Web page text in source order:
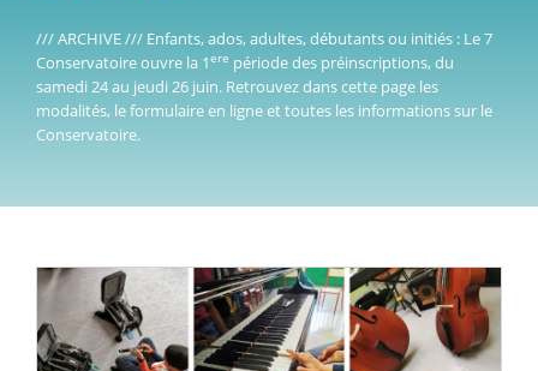
/// ARCHIVE /// Enfants, ados, adultes, débutants ou initiés : Le 7
Conservatoire ouvre la 1ere période des préinscriptions, du
samedi 24 au jeudi 26 juin. Retrouvez dans cette page les
modalités, le formulaire en ligne et toutes les informations sur le
Conservatoire.